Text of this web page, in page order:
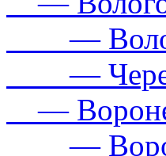
—
—
—
—